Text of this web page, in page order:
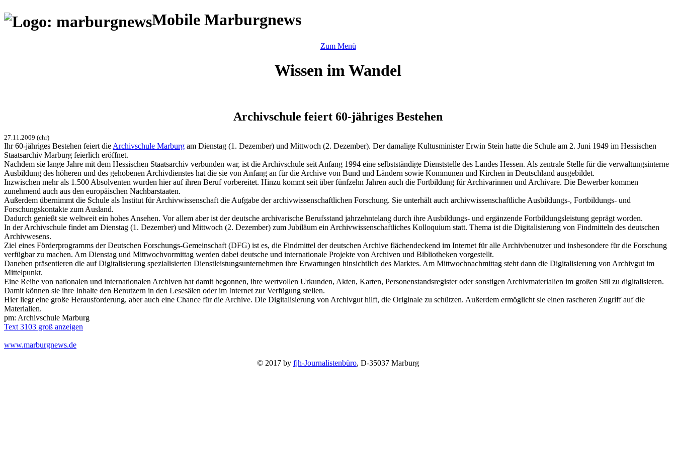
Mobile Marburgnews
Zum Menü
Wissen im Wandel
Archivschule feiert 60-jähriges Bestehen
27.11.2009 (chr)
Ihr 60-jähriges Bestehen feiert die Archivschule Marburg am Dienstag (1. Dezember) und Mittwoch (2. Dezember). Der damalige Kultusminister Erwin Stein hatte die Schule am 2. Juni 1949 im Hessischen
Staatsarchiv Marburg feierlich eröffnet.
Nachdem sie lange Jahre mit dem Hessischen Staatsarchiv verbunden war, ist die Archivschule seit Anfang 1994 eine selbstständige Dienststelle des Landes Hessen. Als zentrale Stelle für die verwaltungsinterne
Ausbildung des höheren und des gehobenen Archivdienstes hat die sie von Anfang an für die Archive von Bund und Ländern sowie Kommunen und Kirchen in Deutschland ausgebildet.
Inzwischen mehr als 1.500 Absolventen wurden hier auf ihren Beruf vorbereitet. Hinzu kommt seit über fünfzehn Jahren auch die Fortbildung für Archivarinnen und Archivare. Die Bewerber kommen
zunehmend auch aus den europäischen Nachbarstaaten.
Außerdem übernimmt die Schule als Institut für Archivwissenschaft die Aufgabe der archivwissenschaftlichen Forschung. Sie unterhält auch archivwissenschaftliche Ausbildungs-, Fortbildungs- und
Forschungskontakte zum Ausland.
Dadurch genießt sie weltweit ein hohes Ansehen. Vor allem aber ist der deutsche archivarische Berufsstand jahrzehntelang durch ihre Ausbildungs- und ergänzende Fortbildungsleistung geprägt worden.
In der Archivschule findet am Dienstag (1. Dezember) und Mittwoch (2. Dezember) zum Jubiläum ein Archivwissenschaftliches Kolloquium statt. Thema ist die Digitalisierung von Findmitteln des deutschen
Archivwesens.
Ziel eines Förderprogramms der Deutschen Forschungs-Gemeinschaft (DFG) ist es, die Findmittel der deutschen Archive flächendeckend im Internet für alle Archivbenutzer und insbesondere für die Forschung
verfügbar zu machen. Am Dienstag und Mittwochvormittag werden dabei deutsche und internationale Projekte von Archiven und Bibliotheken vorgestellt.
Daneben präsentieren die auf Digitalisierung spezialisierten Dienstleistungsunternehmen ihre Erwartungen hinsichtlich des Marktes. Am Mittwochnachmittag steht dann die Digitalisierung von Archivgut im
Mittelpunkt.
Eine Reihe von nationalen und internationalen Archiven hat damit begonnen, ihre wertvollen Urkunden, Akten, Karten, Personenstandsregister oder sonstigen Archivmaterialien im großen Stil zu digitalisieren.
Damit können sie ihre Inhalte den Benutzern in den Lesesälen oder im Internet zur Verfügung stellen.
Hier liegt eine große Herausforderung, aber auch eine Chance für die Archive. Die Digitalisierung von Archivgut hilft, die Originale zu schützen. Außerdem ermöglicht sie einen rascheren Zugriff auf die
Materialien.
pm: Archivschule Marburg
Text 3103 groß anzeigen
www.marburgnews.de
© 2017 by fjh-Journalistenbüro, D-35037 Marburg